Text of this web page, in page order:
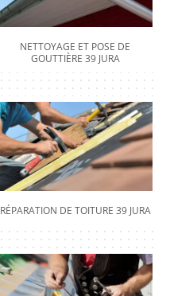
NETTOYAGE ET POSE DE
GOUTTIÈRE 39 JURA
RÉPARATION DE TOITURE 39 JURA